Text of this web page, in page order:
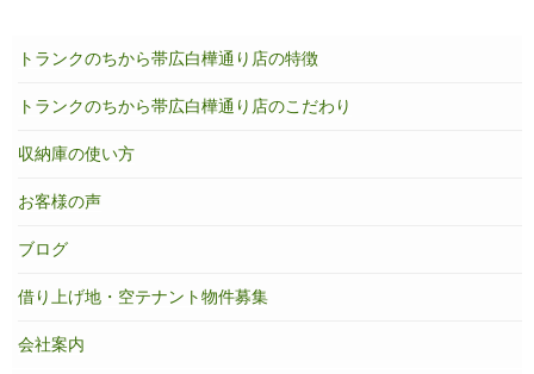
トランクのちから帯広白樺通り店の特徴
トランクのちから帯広白樺通り店のこだわり
収納庫の使い方
お客様の声
ブログ
借り上げ地・空テナント物件募集
会社案内